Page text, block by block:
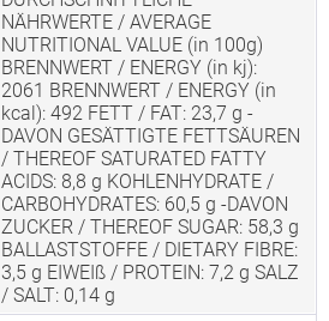
NÄHRWERTE / AVERAGE
NUTRITIONAL VALUE (in 100g)
BRENNWERT / ENERGY (in kj):
2061 BRENNWERT / ENERGY (in
kcal): 492 FETT / FAT: 23,7 g -
DAVON GESÄTTIGTE FETTSÄUREN
/ THEREOF SATURATED FATTY
ACIDS: 8,8 g KOHLENHYDRATE /
CARBOHYDRATES: 60,5 g -DAVON
ZUCKER / THEREOF SUGAR: 58,3 g
BALLASTSTOFFE / DIETARY FIBRE:
3,5 g EIWEIß / PROTEIN: 7,2 g SALZ
/ SALT: 0,14 g